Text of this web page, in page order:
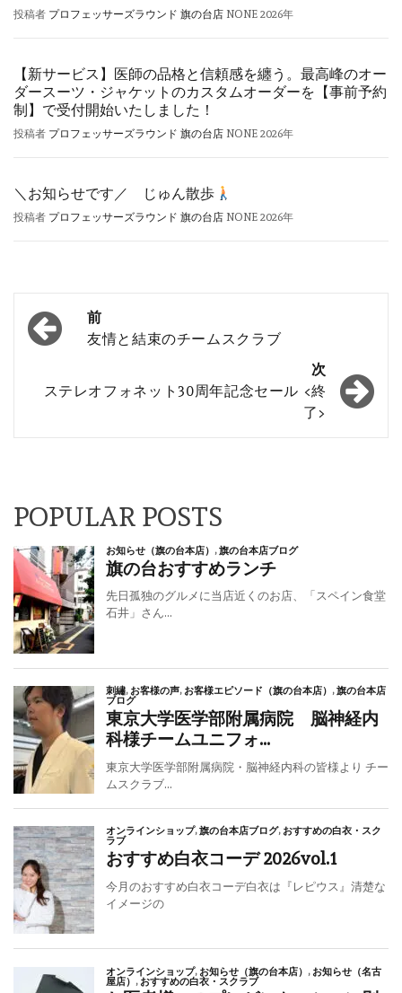
投稿者 プロフェッサーズラウンド 旗の台店 NONE 2026年
【新サービス】医師の品格と信頼感を纏う。最高峰のオー
ダースーツ・ジャケットのカスタムオーダーを【事前予約
制】で受付開始いたしました！
投稿者 プロフェッサーズラウンド 旗の台店 NONE 2026年
＼お知らせです／ じゅん散歩
投稿者 プロフェッサーズラウンド 旗の台店 NONE 2026年
投
稿
ビ
ョ
ン
前
友情と結束のチームスクラブ
次
ステレオフォネット30周年記念セール <終
了>
POPULAR POSTS